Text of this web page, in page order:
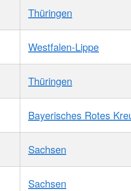
Thüringen
Westfalen-Lippe
Thüringen
Bayerisches Rotes
Sachsen
Sachsen